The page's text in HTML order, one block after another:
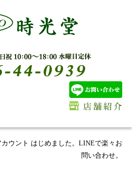
ウント はじめました。LINEで楽々お
問い合わせ。